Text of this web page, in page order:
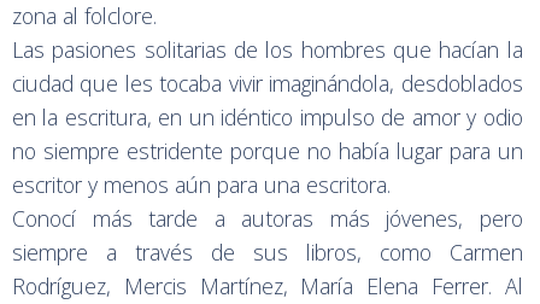
zona al folclore.
Las pasiones solitarias de los hombres que hacían la
ciudad que les tocaba vivir imaginándola, desdoblados
en la escritura, en un idéntico impulso de amor y odio
no siempre estridente porque no había lugar para un
escritor y menos aún para una escritora.
Conocí más tarde a autoras más jóvenes, pero
siempre a través de sus libros, como Carmen
Rodríguez, Mercis Martínez, María Elena Ferrer. Al